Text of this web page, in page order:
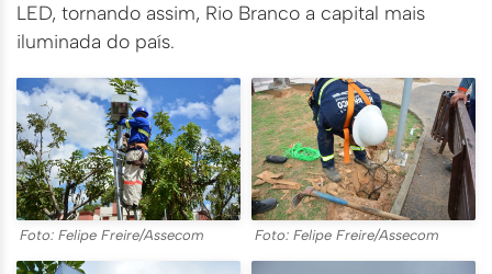
LED, tornando assim, Rio Branco a capital mais
iluminada do país.
Foto: Felipe Freire/Assecom Foto: Felipe Freire/Assecom